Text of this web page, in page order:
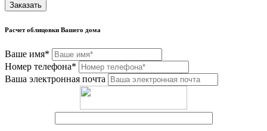
Заказать
Расчет облицовки Вашего дома
Ваше имя*
Номер телефона*
Ваша электронная почта